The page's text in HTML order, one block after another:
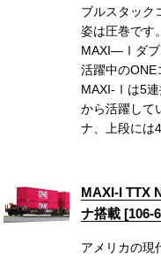
ブルスタック
姿は圧巻です
MAXI—Ⅰダブ
活躍中のONE
MAXI-Ⅰは5連
から活躍して
ナ、上段には
MAXI-I TTX
ナ搭載 [106-
アメリカの現